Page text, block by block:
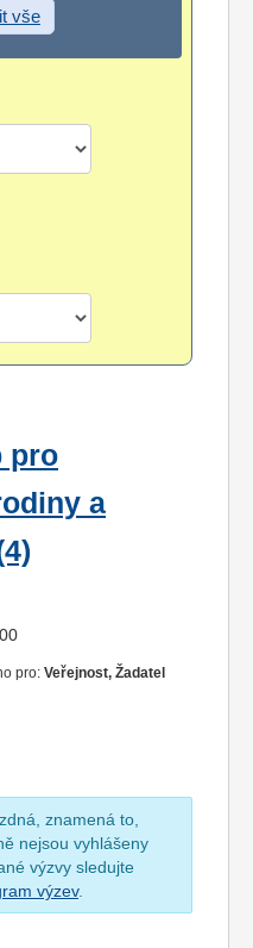
vše
pro
a
pro: Veřejnost, Žadatel
znamená to,
nejsou vyhlášeny
výzvy sledujte
výzev.